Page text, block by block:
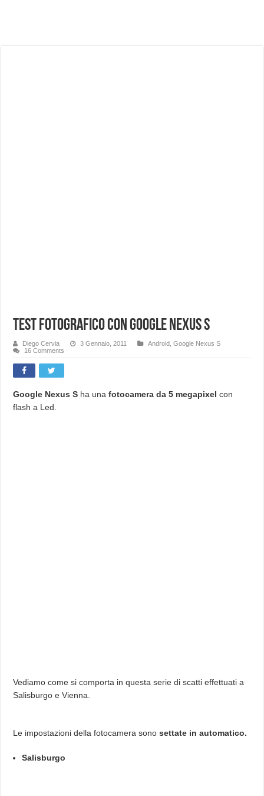
Test fotografico con Google Nexus S
Diego Cervia 3 Gennaio, 2011 Android ,Google Nexus S
16 Comments
Google Nexus S ha unafotocamera da 5 megapixelcon
flash a Led.
Vediamo come si comporta in questa serie di scatti effettuati a
Salisburgo e Vienna.
Le impostazioni della fotocamera sono settate in automatico.
Salisburgo